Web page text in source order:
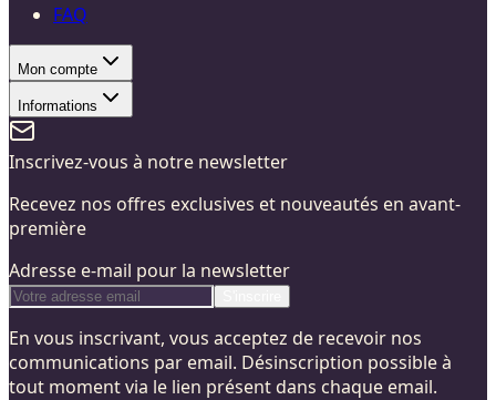
FAQ
Mon compte
Informations
Inscrivez-vous à notre newsletter
Recevez nos offres exclusives et nouveautés en avant-
première
Adresse e-mail pour la newsletter
En vous inscrivant, vous acceptez de recevoir nos
communications par email. Désinscription possible à
tout moment via le lien présent dans chaque email.